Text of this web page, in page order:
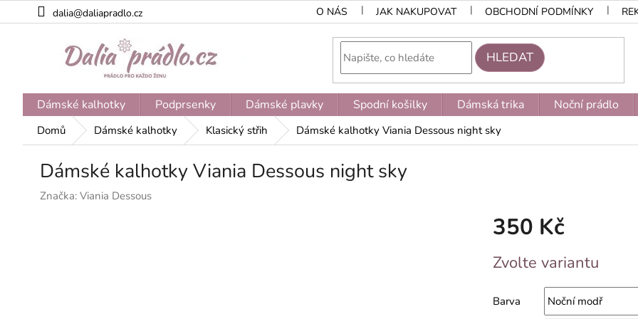
na
dalia@daliapradlo.cz O NÁS JAK NAKUPOVAT OBCHODNÍ PODMÍNKY
HLEDAT
Dámské kalhotky Podprsenky Dámské plavky Spodní košilky Dámská trika Noční prádlo
Domů Dámské kalhotky Klasický střih Dámské kalhotky Viania Dessous night sky
Dámské kalhotky Viania Dessous night sky
Značka: Viania Dessous
350 Kč
cena:
Zvolte variantu
Barva